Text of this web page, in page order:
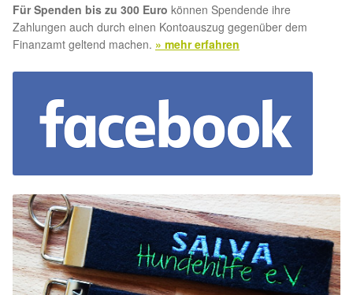
Für Spenden bis zu 300 Euro können Spendende ihre
Zahlungen auch durch einen Kontoauszug gegenüber dem
Finanzamt geltend machen. » mehr erfahren